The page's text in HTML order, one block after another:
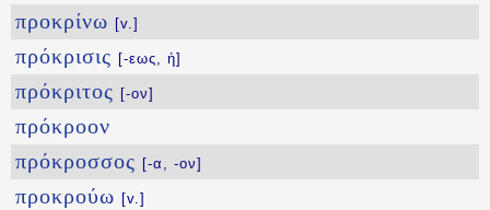
προκρίνω [v.]
πρόκρισις [-εως, ἡ]
πρόκριτος [-ον]
πρόκροον
πρόκροσσος [-α, -ον]
προκρούω [v.]